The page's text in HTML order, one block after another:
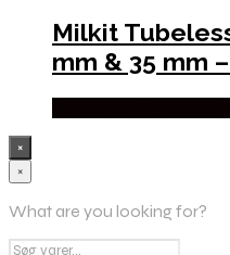
Milkit
mm & 35 mm
×
×
What are you looking for?